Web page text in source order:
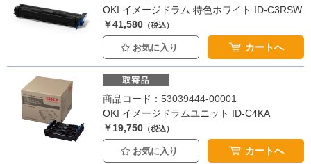
OKI イメージドラム 特色ホワイト ID-C3RSW
￥41,580 （税込）
お気に入り カートへ
商品コード：53039444-00001
OKI イメージドラムユニット ID-C4KA
￥19,750 （税込）
お気に入り カートへ